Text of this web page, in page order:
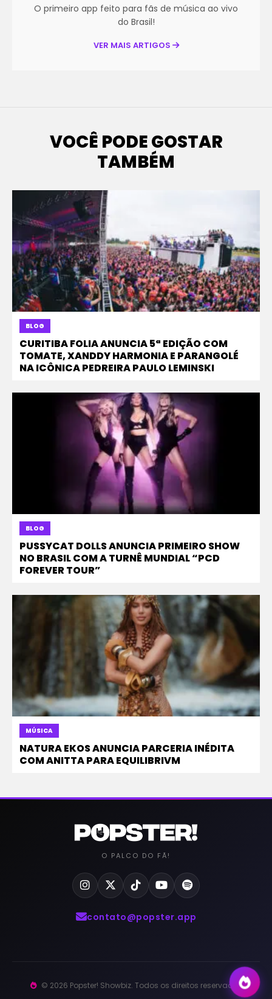
O primeiro app feito para fãs de música ao vivo
do Brasil!
VER MAIS ARTIGOS
VOCÊ PODE GOSTAR
TAMBÉM
BLOG
CURITIBA FOLIA ANUNCIA 5ª EDIÇÃO COM
TOMATE, XANDDY HARMONIA E PARANGOLÉ
NA ICÔNICA PEDREIRA PAULO LEMINSKI
BLOG
PUSSYCAT DOLLS ANUNCIA PRIMEIRO SHOW
NO BRASIL COM A TURNÊ MUNDIAL “PCD
FOREVER TOUR”
MÚSICA
NATURA EKOS ANUNCIA PARCERIA INÉDITA
COM ANITTA PARA EQUILIBRIVM
O PALCO DO FÃ!
contato@popster.app
© 2026 Popster! Showbiz. Todos os direitos reservados.